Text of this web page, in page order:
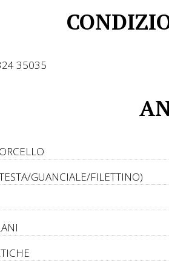
35035
GUANCIALE/FILETTINO)